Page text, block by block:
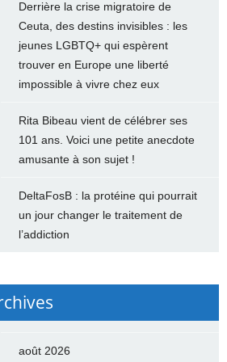
Derrière la crise migratoire de
Ceuta, des destins invisibles : les
jeunes LGBTQ+ qui espèrent
trouver en Europe une liberté
impossible à vivre chez eux
Rita Bibeau vient de célébrer ses
101 ans. Voici une petite anecdote
amusante à son sujet !
DeltaFosB : la protéine qui pourrait
un jour changer le traitement de
l’addiction
août 2026